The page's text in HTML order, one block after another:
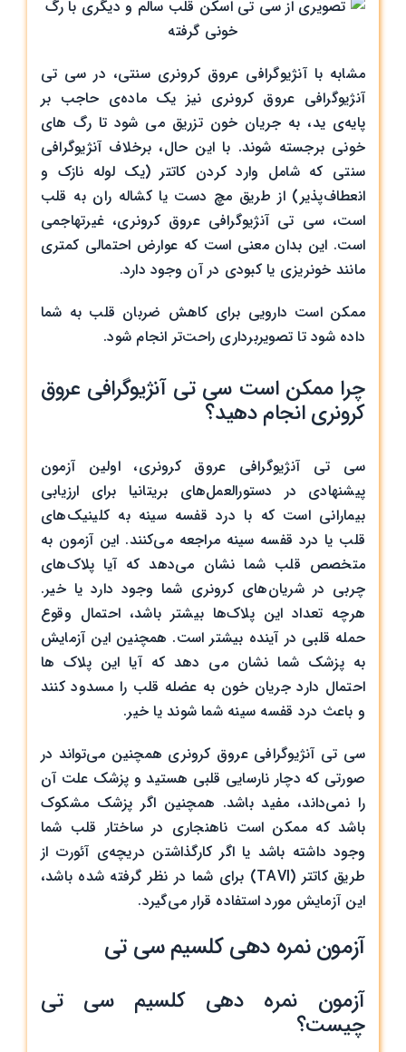
مشابه با آنژیوگرافی عروق کرونری سنتی، در سی تی
آنژیوگرافی عروق کرونری نیز یک ماده‌ی حاجب بر
پایه‌ی ید، به جریان خون تزریق می شود تا رگ های
خونی برجسته شوند. با این حال، برخلاف آنژیوگرافی
سنتی که شامل وارد کردن کاتتر (یک لوله نازک و
انعطاف‌پذیر) از طریق مچ دست یا کشاله ران به قلب
است، سی تی آنژیوگرافی عروق کرونری، غیرتهاجمی
است. این بدان معنی است که عوارض احتمالی کمتری
مانند خونریزی یا کبودی در آن وجود دارد.
ممکن است دارویی برای کاهش ضربان قلب به شما
داده شود تا تصویربرداری راحت‌تر انجام شود.
چرا ممکن است سی تی آنژیوگرافی عروق
کرونری انجام دهید؟
سی تی آنژیوگرافی عروق کرونری، اولین آزمون
پیشنهادی در دستورالعمل‌های بریتانیا برای ارزیابی
بیمارانی است که با درد قفسه سینه به کلینیک‌های
قلب یا درد قفسه سینه مراجعه می‌کنند. این آزمون به
متخصص قلب شما نشان می‌دهد که آیا پلاک‌های
چربی در شریان‌های کرونری شما وجود دارد یا خیر.
هرچه تعداد این پلاک‌ها بیشتر باشد، احتمال وقوع
حمله قلبی در آینده بیشتر است. همچنین این آزمایش
به پزشک شما نشان می دهد که آیا این پلاک ها
احتمال دارد جریان خون به عضله قلب را مسدود کنند
و باعث درد قفسه سینه شما ‌شوند یا خیر.
سی تی آنژیوگرافی عروق کرونری همچنین می‌تواند در
صورتی که دچار نارسایی قلبی هستید و پزشک علت آن
را نمی‌داند، مفید باشد. همچنین اگر پزشک مشکوک
باشد که ممکن است ناهنجاری در ساختار قلب شما
وجود داشته باشد یا اگر کارگذاشتن دریچه‌ی آئورت از
طریق کاتتر (TAVI) برای شما در نظر گرفته شده باشد،
این آزمایش مورد استفاده قرار می‌گیرد.
آزمون نمره دهی کلسیم سی تی
آزمون نمره دهی کلسیم سی تی
چیست؟